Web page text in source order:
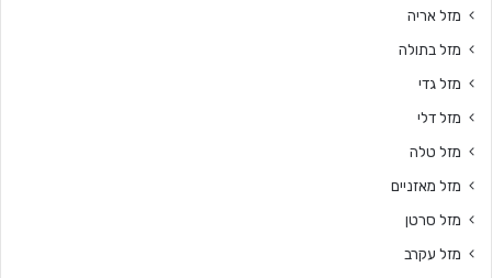
מזל אריה
מזל בתולה
מזל גדי
מזל דלי
מזל טלה
מזל מאזניים
מזל סרטן
מזל עקרב